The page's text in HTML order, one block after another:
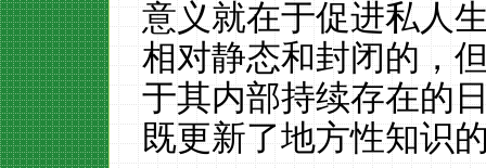
意义就在于促进私人
相对静态和封闭的，
于其内部持续存在的
既更新了地方性知识